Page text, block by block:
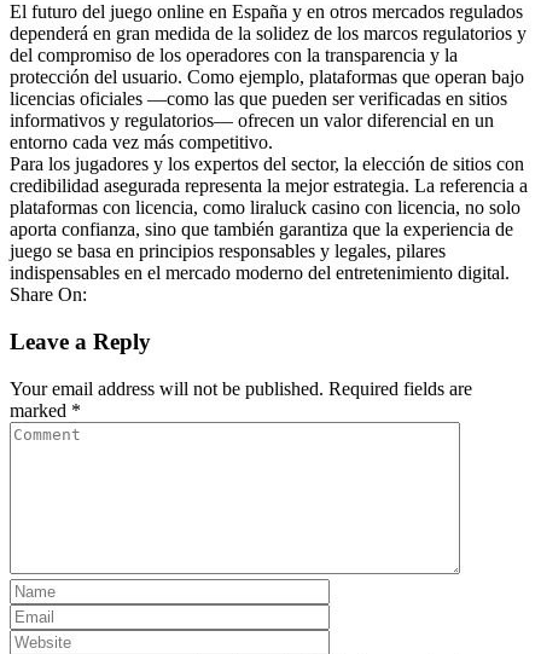
El futuro del juego online en España y en otros mercados regulados
dependerá en gran medida de la solidez de los marcos regulatorios y
del compromiso de los operadores con la transparencia y la
protección del usuario. Como ejemplo, plataformas que operan bajo
licencias oficiales —como las que pueden ser verificadas en sitios
informativos y regulatorios— ofrecen un valor diferencial en un
entorno cada vez más competitivo.
Para los jugadores y los expertos del sector, la elección de sitios con
credibilidad asegurada representa la mejor estrategia. La referencia a
plataformas con licencia, como liraluck casino con licencia, no solo
aporta confianza, sino que también garantiza que la experiencia de
juego se basa en principios responsables y legales, pilares
indispensables en el mercado moderno del entretenimiento digital.
Share On:
Leave a Reply
Your email address will not be published. Required fields are
marked *